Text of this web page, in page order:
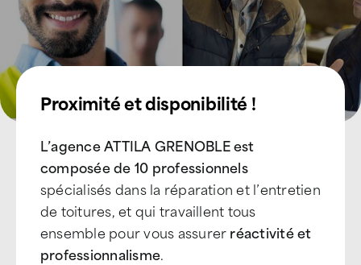
Proximité et disponibilité !
L’agence ATTILA GRENOBLE est
composée de 10 professionnels
spécialisés dans la réparation et l’entretien
de toitures, et qui travaillent tous
ensemble pour vous assurerréactivité et
professionnalisme.